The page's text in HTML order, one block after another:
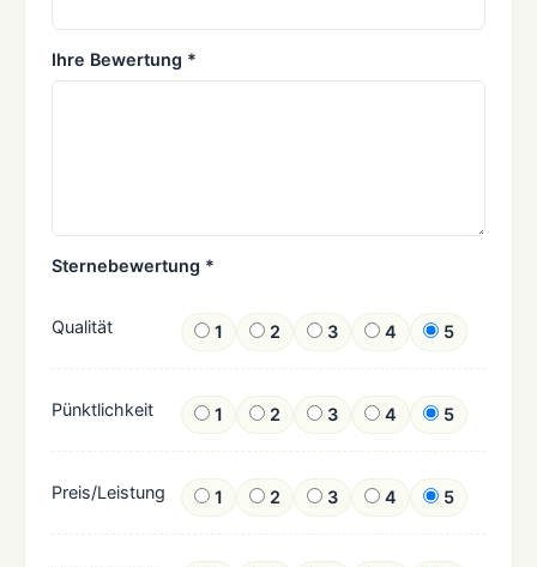
Ihre Bewertung *
Sternebewertung *
Qualität 1 2 3 4 5
Pünktlichkeit 1 2 3 4 5
Preis/Leistung 1 2 3 4 5